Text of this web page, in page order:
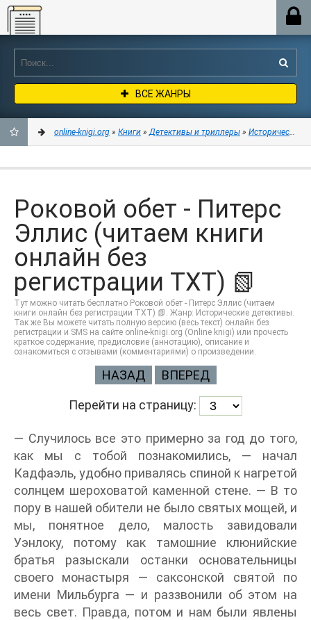
Online-knigi.org
ВСЕ ЖАНРЫ
ЗАКЛАДКИ
online-knigi.org » Книги »Детективы и триллеры » Исторические
Роковой обет - Питерс
Эллис (читаем книги
онлайн без
регистрации TXT) 📗
Тут можно читать бесплатно Роковой обет - Питерс Эллис (читаем
книги онлайн без регистрации TXT) 📗. Жанр: Исторические детективы.
Так же Вы можете читать полную версию (весь текст) онлайн без
регистрации и SMS на сайте online-knigi.org (Online knigi) или прочесть
краткое содержание, предисловие (аннотацию), описание и
ознакомиться с отзывами (комментариями) о произведении.
НАЗАД ВПЕРЕД
Перейти на страницу:
— Случилось все это примерно за год до того,
как мы с тобой познакомились, — начал
Кадфаэль, удобно привалясь спиной к нагретой
солнцем шероховатой каменной стене. — В то
пору в нашей обители не было святых мощей, и
мы, понятное дело, малость завидовали
Уэнлоку, потому как тамошние клюнийские
братья разыскали останки основательницы
своего монастыря — саксонской святой по
имени Мильбурга — и раззвонили об этом на
весь свет. Правда, потом и нам были явлены